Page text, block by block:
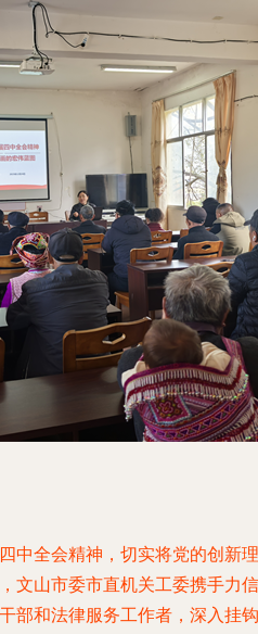
中全会精神，切实将党的创新理
文山市委市直机关工委携手力信
部和法律服务工作者，深入挂钩